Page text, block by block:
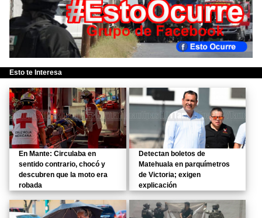
Esto te Interesa
En Mante: Circulaba en
sentido contrario, chocó y
descubren que la moto era
robada
Detectan boletos de
Matehuala en parquímetros
de Victoria; exigen
explicación